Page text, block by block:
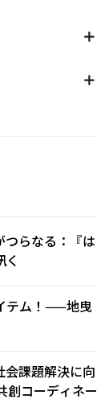
つらなる：『は
く
テム！——地曳
会課題解決に向
コーディネー